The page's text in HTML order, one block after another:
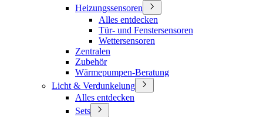
Heizungssensoren
Alles entdecken
Tür- und Fenstersensoren
Wettersensoren
Zentralen
Zubehör
Wärmepumpen-Beratung
Licht & Verdunkelung
Alles entdecken
Sets